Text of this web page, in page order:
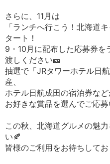
さらに、11月は
「ランチへ行こう！北海道
タート！
9・10月に配布した応募券を
渡しください🎫
抽選で「JRタワーホテル日
産、
ホテル日航成田の宿泊券など
お好きな賞品を選んでご応
この秋、北海道グルメの魅
い🍂
皆様のご利用をお待ちして